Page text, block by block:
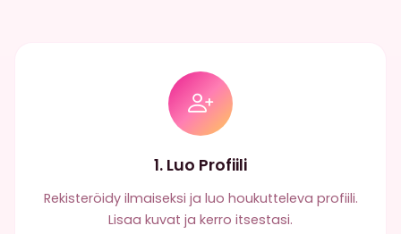
1. Luo Profiili
Rekisteröidy ilmaiseksi ja luo houkutteleva profiili.
Lisaa kuvat ja kerro itsestasi.